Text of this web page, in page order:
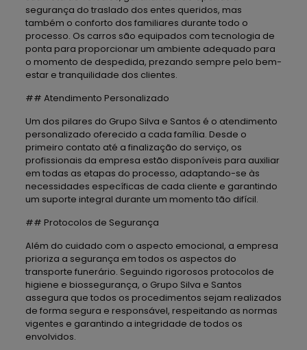
segurança do traslado dos entes queridos, mas
também o conforto dos familiares durante todo o
processo. Os carros são equipados com tecnologia de
ponta para proporcionar um ambiente adequado para
o momento de despedida, prezando sempre pelo bem-
estar e tranquilidade dos clientes.
## Atendimento Personalizado
Um dos pilares do Grupo Silva e Santos é o atendimento
personalizado oferecido a cada família. Desde o
primeiro contato até a finalização do serviço, os
profissionais da empresa estão disponíveis para auxiliar
em todas as etapas do processo, adaptando-se às
necessidades específicas de cada cliente e garantindo
um suporte integral durante um momento tão difícil.
## Protocolos de Segurança
Além do cuidado com o aspecto emocional, a empresa
prioriza a segurança em todos os aspectos do
transporte funerário. Seguindo rigorosos protocolos de
higiene e biossegurança, o Grupo Silva e Santos
assegura que todos os procedimentos sejam realizados
de forma segura e responsável, respeitando as normas
vigentes e garantindo a integridade de todos os
envolvidos.